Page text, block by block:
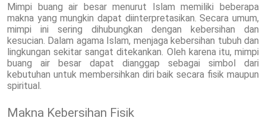
Mimpi buang air besar menurut Islam memiliki beberapa
makna yang mungkin dapat diinterpretasikan. Secara umum,
mimpi ini sering dihubungkan dengan kebersihan dan
kesucian. Dalam agama Islam, menjaga kebersihan tubuh dan
lingkungan sekitar sangat ditekankan. Oleh karena itu, mimpi
buang air besar dapat dianggap sebagai simbol dari
kebutuhan untuk membersihkan diri baik secara fisik maupun
spiritual.
Makna Kebersihan Fisik